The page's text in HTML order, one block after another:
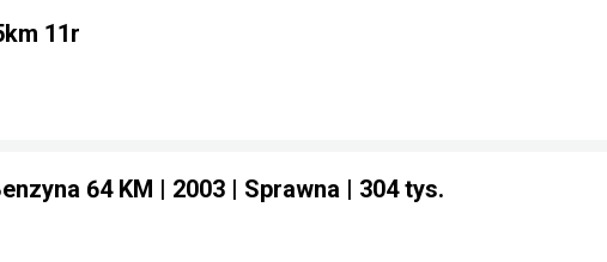
11r
64 KM | 2003 | Sprawna | 304 tys.